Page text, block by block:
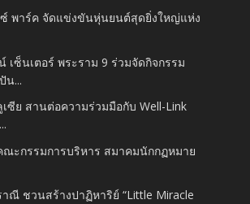
พาร์ค จัดแข่งขันหุ่นยนต์สุดยิ่งใหญ่แห่ง
เซ็นเตอร์ พระราม 9 ร่วมจัดกิจกรรม
น...
ซีย สานต่อความร่วมมือกับ Well-Link
ะกรรมการบริหาร สมาคมนักกฏหมาย
าณี​ ชวนสร้างปาฏิหาริย์ “Little Miracle